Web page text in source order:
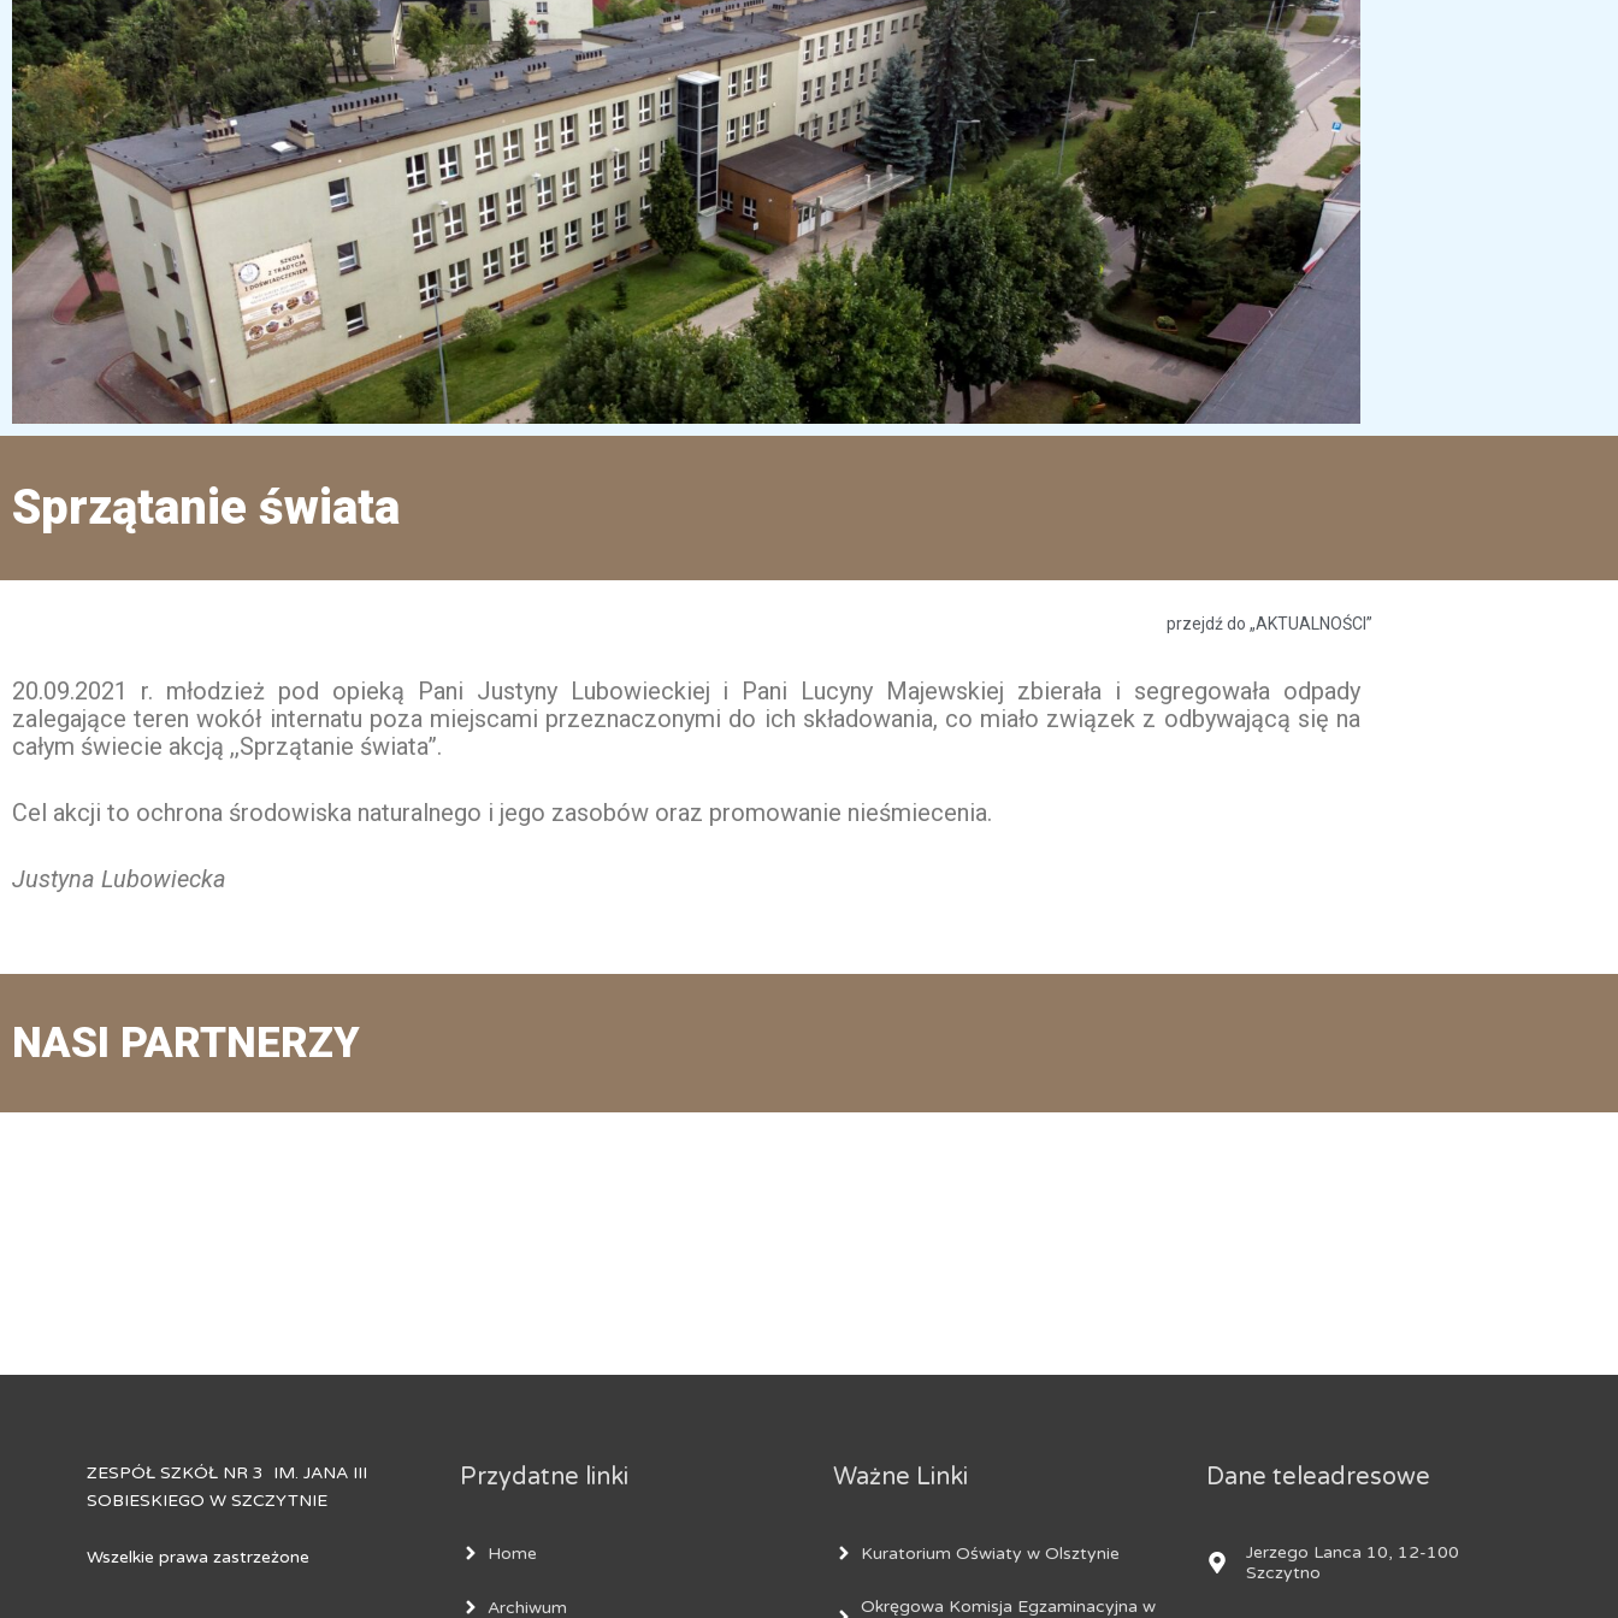
Sprzątanie świata
przejdź do „AKTUALNOŚCI”
20.09.2021 r. młodzież pod opieką Pani Justyny Lubowieckiej i Pani Lucyny Majewskiej zbierała i segregowała odpady
zalegające teren wokół internatu poza miejscami przeznaczonymi do ich składowania, co miało związek z odbywającą się na
całym świecie akcją ,,Sprzątanie świata”.
Cel akcji to ochrona środowiska naturalnego i jego zasobów oraz promowanie nieśmiecenia.
Justyna Lubowiecka
NASI PARTNERZY
ZESPÓŁ SZKÓŁ NR 3 IM. JANA III
SOBIESKIEGO W SZCZYTNIE
Wszelkie prawa zastrzeżone
Przydatne linki
Home
Archiwum
Ważne Linki
Kuratorium Oświaty w Olsztynie
Okręgowa Komisja Egzaminacyjna w
Dane teleadresowe
Jerzego Lanca 10, 12-100
Szczytno